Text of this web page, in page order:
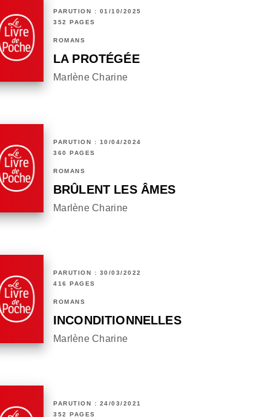
PARUTION : 01/10/2025
352 PAGES
ROMANS
LA PROTÉGÉE
Marlène Charine
PARUTION : 10/04/2024
360 PAGES
ROMANS
BRÛLENT LES ÂMES
Marlène Charine
PARUTION : 30/03/2022
416 PAGES
ROMANS
INCONDITIONNELLES
Marlène Charine
PARUTION : 24/03/2021
352 PAGES